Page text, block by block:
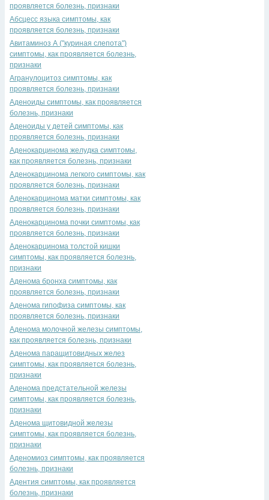
проявляется болезнь, признаки
Абсцесс языка симптомы, как
проявляется болезнь, признаки
Авитаминоз А ("куриная слепота")
симптомы, как проявляется болезнь,
признаки
Агранулоцитоз симптомы, как
проявляется болезнь, признаки
Аденоиды симптомы, как проявляется
болезнь, признаки
Аденоиды у детей симптомы, как
проявляется болезнь, признаки
Аденокарцинома желудка симптомы,
как проявляется болезнь, признаки
Аденокарцинома легкого симптомы, как
проявляется болезнь, признаки
Аденокарцинома матки симптомы, как
проявляется болезнь, признаки
Аденокарцинома почки симптомы, как
проявляется болезнь, признаки
Аденокарцинома толстой кишки
симптомы, как проявляется болезнь,
признаки
Аденома бронха симптомы, как
проявляется болезнь, признаки
Аденома гипофиза симптомы, как
проявляется болезнь, признаки
Аденома молочной железы симптомы,
как проявляется болезнь, признаки
Аденома паращитовидных желез
симптомы, как проявляется болезнь,
признаки
Аденома предстательной железы
симптомы, как проявляется болезнь,
признаки
Аденома щитовидной железы
симптомы, как проявляется болезнь,
признаки
Аденомиоз симптомы, как проявляется
болезнь, признаки
Адентия симптомы, как проявляется
болезнь, признаки